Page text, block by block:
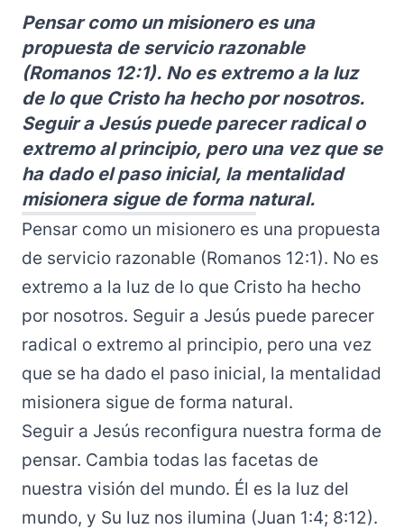
Pensar como un misionero es una
propuesta de servicio razonable
(Romanos 12:1). No es extremo a la luz
de lo que Cristo ha hecho por nosotros.
Seguir a Jesús puede parecer radical o
extremo al principio, pero una vez que se
ha dado el paso inicial, la mentalidad
misionera sigue de forma natural.
Pensar como un misionero es una propuesta
de servicio razonable (Romanos 12:1). No es
extremo a la luz de lo que Cristo ha hecho
por nosotros. Seguir a Jesús puede parecer
radical o extremo al principio, pero una vez
que se ha dado el paso inicial, la mentalidad
misionera sigue de forma natural.
Seguir a Jesús reconfigura nuestra forma de
pensar. Cambia todas las facetas de
nuestra visión del mundo. Él es la luz del
mundo, y Su luz nos ilumina (Juan 1:4; 8:12).